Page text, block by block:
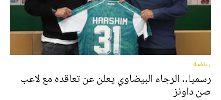
رياضة
رسميا.. الرجاء البيضاوي يعلن عن تعاقده مع لاعب
صن داونز